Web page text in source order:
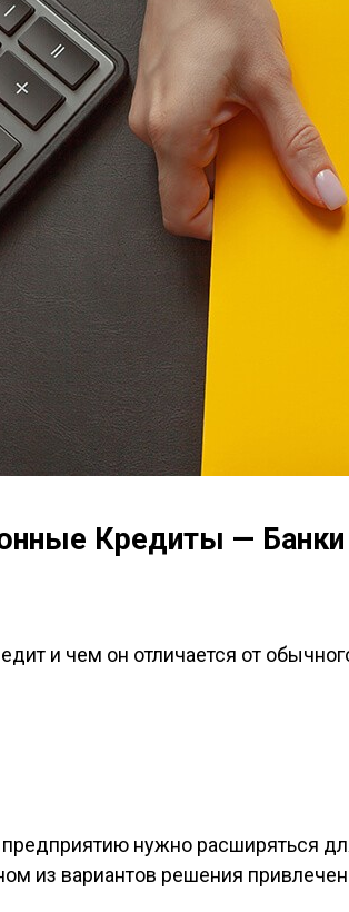
Кредиты — Банки
и чем он отличается от
предприятию нужно расширяться
из вариантов решения